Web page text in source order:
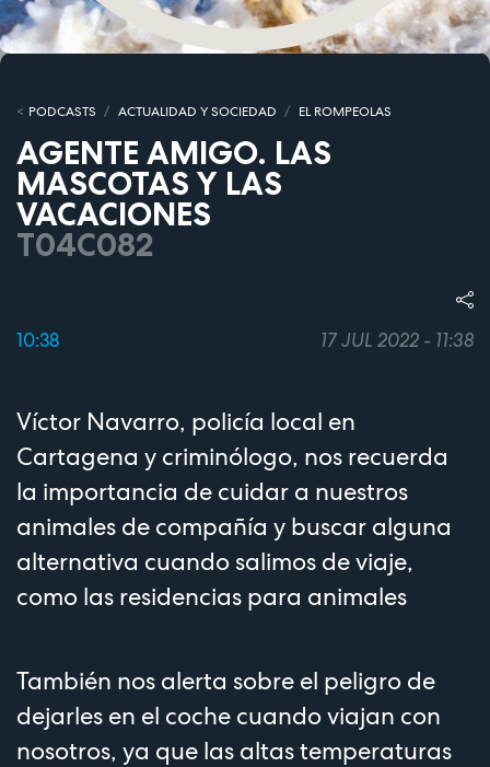
PODCASTS ACTUALIDAD Y SOCIEDAD EL ROMPEOLAS
AGENTE AMIGO. LAS
MASCOTAS Y LAS
VACACIONES
T04C082
10:38 17 JUL 2022 - 11:38
Víctor Navarro, policía local en
Cartagena y criminólogo, nos recuerda
la importancia de cuidar a nuestros
animales de compañía y buscar alguna
alternativa cuando salimos de viaje,
como las residencias para animales
También nos alerta sobre el peligro de
dejarles en el coche cuando viajan con
nosotros, ya que las altas temperaturas